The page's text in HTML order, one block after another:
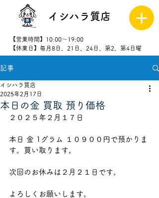
イシハラ質店
【営業時間】10:00～19:00
【休業日】毎月8日、21日、24日、第2、第4日曜
8523
記事
本日の金 買取 預り価格
イシハラ質店
2025年2月17日
２０２５年２月１７日
本日 金 1グラム １０９００円で預かりま
す。買い取ります。
次回のお休みは２月２１日です。
よろしくお願いします。